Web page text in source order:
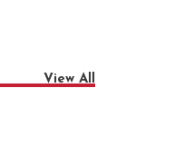
View All